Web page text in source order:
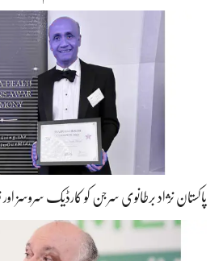
پاکستان نژاد برطانوی سرجن کو کارڈیک سروسز